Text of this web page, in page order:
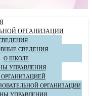
ОРГАНИЗАЦИИ
СВЕДЕНИЯ
О ШКОЛЕ
УПРАВЛЕНИЯ
ОРГАНИЗАЦИЕЙ
ОРГАНИЗАЦИИ
УПРАВЛЕНИЯ